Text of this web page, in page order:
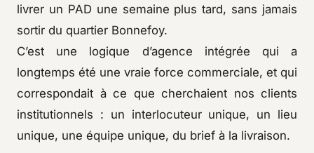
livrer un PAD une semaine plus tard, sans jamais
sortir du quartier Bonnefoy.
C’est une logique d’agence intégrée qui a
longtemps été une vraie force commerciale, et qui
correspondait à ce que cherchaient nos clients
institutionnels : un interlocuteur unique, un lieu
unique, une équipe unique, du brief à la livraison.